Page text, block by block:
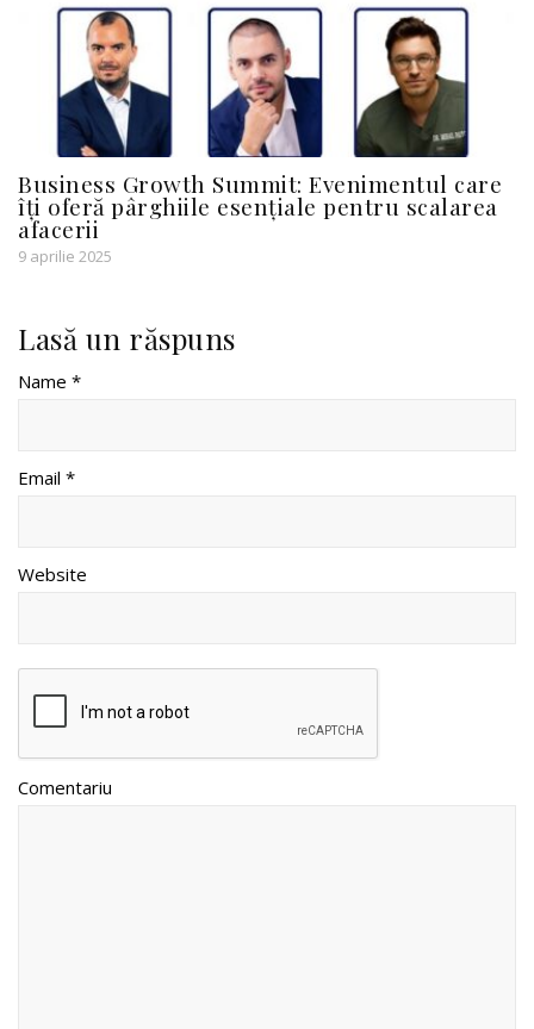
Business Growth Summit: Evenimentul care
îți oferă pârghiile esențiale pentru scalarea
afacerii
9 aprilie 2025
Lasă un răspuns
Name *
Email *
Website
Comentariu